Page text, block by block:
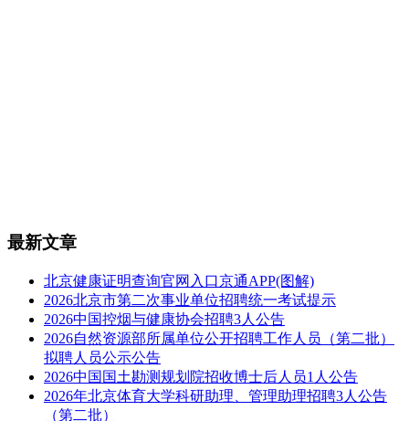
最新文章
北京健康证明查询官网入口京通APP(图解)
2026北京市第二次事业单位招聘统一考试提示
2026中国控烟与健康协会招聘3人公告
2026自然资源部所属单位公开招聘工作人员（第二批）
拟聘人员公示公告
2026中国国土勘测规划院招收博士后人员1人公告
2026年北京体育大学科研助理、管理助理招聘3人公告
（第二批）